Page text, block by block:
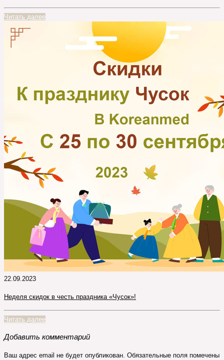
Читать далее
22.09.2023
Неделя скидок в честь праздника «Чусок»!
Читать далее
Добавить комментарий
Ваш адрес email не будет опубликован. Обязательные поля помечены